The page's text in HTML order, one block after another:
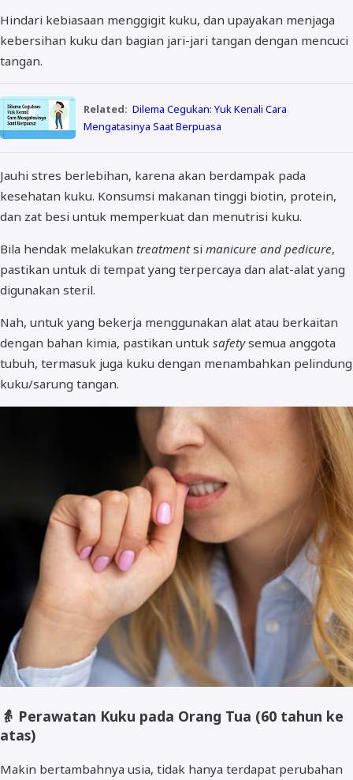
Hindari kebiasaan menggigit kuku, dan upayakan menjaga
kebersihan kuku dan bagian jari-jari tangan dengan mencuci
tangan.
Related: Dilema Cegukan: Yuk Kenali Cara
Mengatasinya Saat Berpuasa
Jauhi stres berlebihan, karena akan berdampak pada
kesehatan kuku. Konsumsi makanan tinggi biotin, protein,
dan zat besi untuk memperkuat dan menutrisi kuku.
Bila hendak melakukan treatmentsi manicure and pedicure,
pastikan untuk di tempat yang terpercaya dan alat-alat yang
digunakan steril.
Nah, untuk yang bekerja menggunakan alat atau berkaitan
dengan bahan kimia, pastikan untuk safetysemua anggota
tubuh, termasuk juga kuku dengan menambahkan pelindung
kuku/sarung tangan.
👵 Perawatan Kuku pada Orang Tua (60 tahun ke
atas)
Makin bertambahnya usia, tidak hanya terdapat perubahan